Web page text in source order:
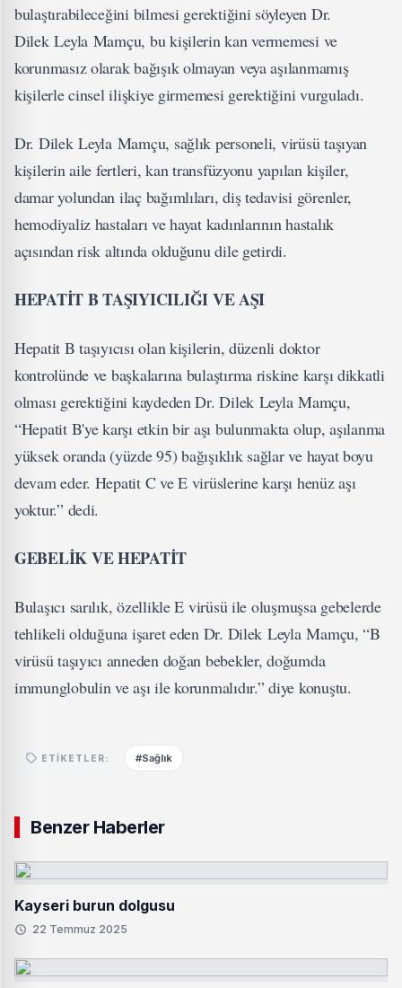
bulaştırabileceğini bilmesi gerektiğini söyleyen Dr.
Dilek Leyla Mamçu, bu kişilerin kan vermemesi ve
korunmasız olarak bağışık olmayan veya aşılanmamış
kişilerle cinsel ilişkiye girmemesi gerektiğini vurguladı.
Dr. Dilek Leyla Mamçu, sağlık personeli, virüsü taşıyan
kişilerin aile fertleri, kan transfüzyonu yapılan kişiler,
damar yolundan ilaç bağımlıları, diş tedavisi görenler,
hemodiyaliz hastaları ve hayat kadınlarının hastalık
açısından risk altında olduğunu dile getirdi.
HEPATİT B TAŞIYICILIĞI VE AŞI
Hepatit B taşıyıcısı olan kişilerin, düzenli doktor
kontrolünde ve başkalarına bulaştırma riskine karşı dikkatli
olması gerektiğini kaydeden Dr. Dilek Leyla Mamçu,
“Hepatit B'ye karşı etkin bir aşı bulunmakta olup, aşılanma
yüksek oranda (yüzde 95) bağışıklık sağlar ve hayat boyu
devam eder. Hepatit C ve E virüslerine karşı henüz aşı
yoktur.” dedi.
GEBELİK VE HEPATİT
Bulaşıcı sarılık, özellikle E virüsü ile oluşmuşsa gebelerde
tehlikeli olduğuna işaret eden Dr. Dilek Leyla Mamçu, “B
virüsü taşıyıcı anneden doğan bebekler, doğumda
immunglobulin ve aşı ile korunmalıdır.” diye konuştu.
ETIKETLER: #Sağlık
Benzer Haberler
Kayseri burun dolgusu
22 Temmuz 2025